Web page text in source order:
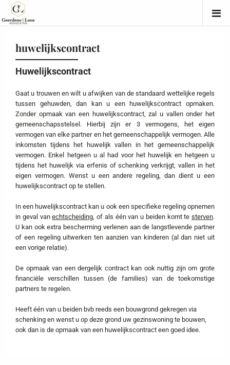
huwelijkscontract
Huwelijkscontract
Gaat u trouwen en wilt u afwijken van de standaard wettelijke regels
tussen gehuwden, dan kan u een huwelijkscontract opmaken.
Zonder opmaak van een huwelijkscontract, zal u vallen onder het
gemeenschapsstelsel. Hierbij zijn er 3 vermogens, het eigen
vermogen van elke partner en het gemeenschappelijk vermogen. Alle
inkomsten tijdens het huwelijk vallen in het gemeenschappelijk
vermogen. Enkel hetgeen u al had voor het huwelijk en hetgeen u
tijdens het huwelijk via erfenis of schenking verkrijgt, vallen in het
eigen vermogen. Wenst u een andere regeling, dan dient u een
huwelijkscontract op te stellen.
In een huwelijkscontract kan u ook een specifieke regeling opnemen
in geval vanechtscheiding, of als één van u beiden komt te sterven.
U kan ook extra bescherming verlenen aan de langstlevende partner
of een regeling uitwerken ten aanzien van kinderen (al dan niet uit
een vorige relatie).
De opmaak van een dergelijk contract kan ook nuttig zijn om grote
financiële verschillen tussen (de families) van de toekomstige
partners te regelen.
Heeft één van u beiden bvb reeds een bouwgrond gekregen via
schenking en wenst u op deze grond uw gezinswoning te bouwen,
ook dan is de opmaak van een huwelijkscontract een goed idee.